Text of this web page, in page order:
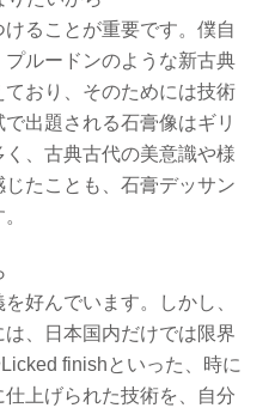
ることが重要です。僕自
ルードンのような新古典
おり、そのためには技術
出題される石膏像はギリ
、古典古代の美意識や様
たことも、石膏デッサン
好んでいます。しかし、
、日本国内だけでは限界
finishといった、時に
上げられた技術を、自分